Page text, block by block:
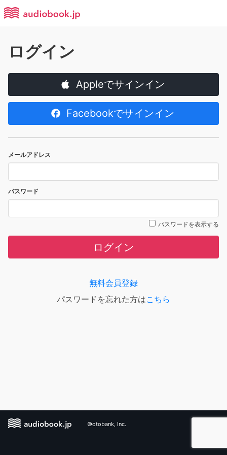
ログイン
Appleでサインイン
Facebookでサインイン
メールアドレス
パスワード
パスワードを表示する
ログイン
無料会員登録
パスワードを忘れた方はこちら
©otobank, Inc.